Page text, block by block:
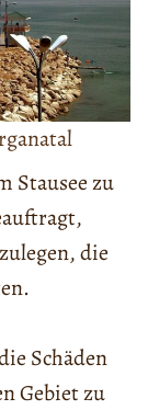
Stausee zu
die
Schäden
Gebiet zu